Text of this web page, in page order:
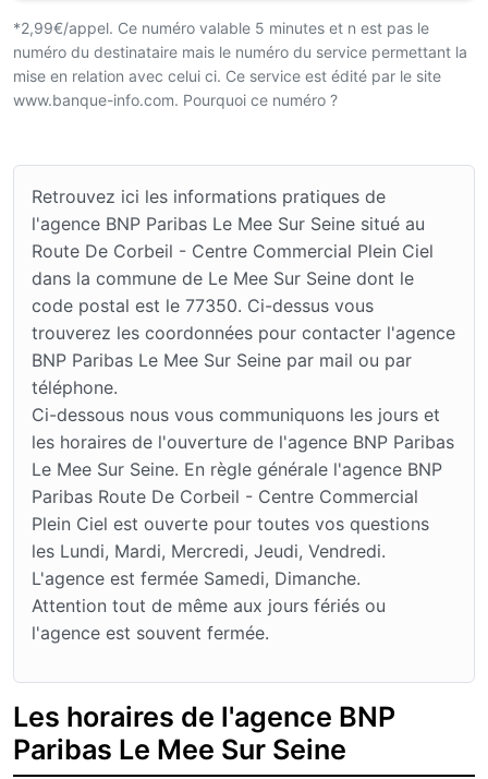
*2,99€/appel. Ce numéro valable 5 minutes et n est pas le
numéro du destinataire mais le numéro du service permettant la
mise en relation avec celui ci. Ce service est édité par le site
www.banque-info.com. Pourquoi ce numéro ?
Retrouvez ici les informations pratiques de
l'agence BNP Paribas Le Mee Sur Seine situé au
Route De Corbeil - Centre Commercial Plein Ciel
dans la commune de Le Mee Sur Seine dont le
code postal est le 77350. Ci-dessus vous
trouverez les coordonnées pour contacter l'agence
BNP Paribas Le Mee Sur Seine par mail ou par
téléphone.
Ci-dessous nous vous communiquons les jours et
les horaires de l'ouverture de l'agence BNP Paribas
Le Mee Sur Seine. En règle générale l'agence BNP
Paribas Route De Corbeil - Centre Commercial
Plein Ciel est ouverte pour toutes vos questions
les Lundi, Mardi, Mercredi, Jeudi, Vendredi.
L'agence est fermée Samedi, Dimanche.
Attention tout de même aux jours fériés ou
l'agence est souvent fermée.
Les horaires de l'agence BNP
Paribas Le Mee Sur Seine